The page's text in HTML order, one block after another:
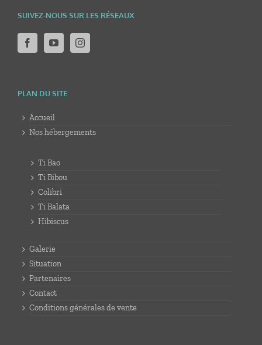
SUIVEZ-NOUS SUR LES RÉSEAUX
PLAN DU SITE
Accueil
Nos hébergements
Ti Bao
Ti Bibou
Colibri
Ti Balata
Hibiscus
Galerie
Situation
Partenaires
Contact
Conditions générales de vente